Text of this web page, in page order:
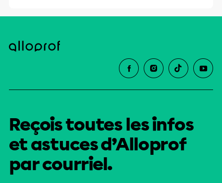
Reçois toutes les infos
et astuces d’Alloprof
par courriel.